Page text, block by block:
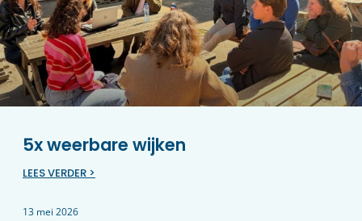
5x weerbare wijken
LEES VERDER >
13 mei 2026